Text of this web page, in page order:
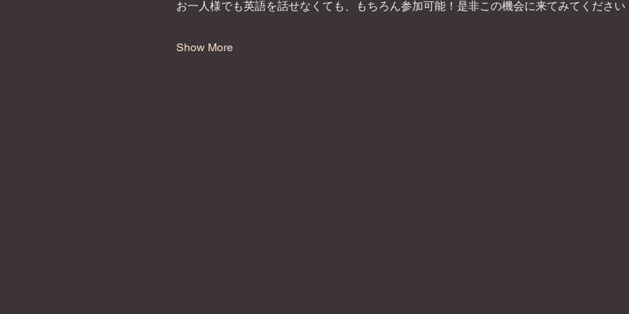
お一人様でも英語を話せなくても、もちろん参加可能！是非この機会に来てみてください
Show More